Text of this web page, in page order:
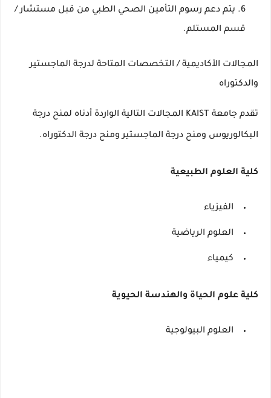
يتم دعم رسوم التأمين الصحي الطبي من قبل مستشار /
قسم المستلم.
المجالات الأكاديمية / التخصصات المتاحة لدرجة الماجستير
والدكتوراه
تقدم جامعة KAIST المجالات التالية الواردة أدناه لمنح درجة
البكالوريوس ومنح درجة الماجستير ومنح درجة الدكتوراه.
كلية العلوم الطبيعية
الفيزياء
العلوم الرياضية
كيمياء
كلية علوم الحياة والهندسة الحيوية
العلوم البيولوجية